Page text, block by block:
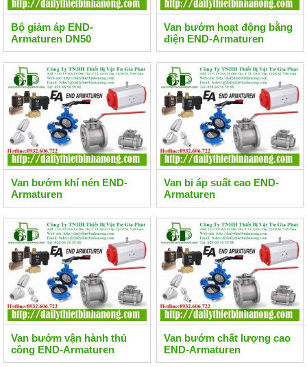
Bộ giảm áp END-
Armaturen DN50
Van bướm hoạt động bằng
điện END-Armaturen
Van bướm khí nén END-
Armaturen
Van bi áp suất cao END-
Armaturen
Van bướm vận hành thủ
công END-Armaturen
Van bướm chất lượng cao
END-Armaturen